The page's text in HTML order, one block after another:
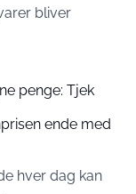
bliver
penge: Tjek
ende med
hver dag kan